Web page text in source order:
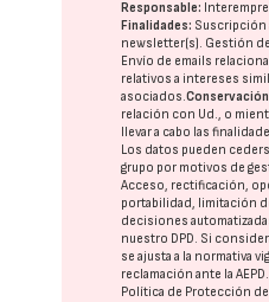
Responsable:
Finalidades: Suscripción
newsletter(s). Gestión
Envío de emails
relativos a intereses
asociados.
relación con Ud., o
llevar a cabo las
Los datos pueden
grupo por motivos de
Acceso, rectificación,
portabilidad, limitación
decisiones
nuestro DPD. Si
se ajusta a la normativa
reclamación ante laAEPD.
Política de Protección